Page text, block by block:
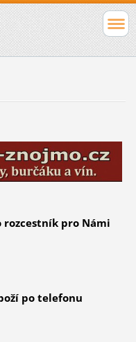
rozcestník pro Námi
po telefonu